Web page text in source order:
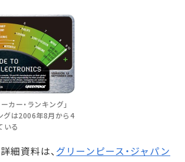
カー・ランキング」
グは2006年8月から4
いる
細資料は、 グリーンピース・ジャパン